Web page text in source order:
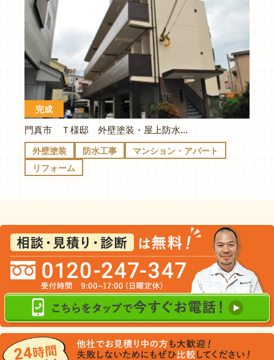
完成
門真市 Ｔ様邸 外壁塗装・屋上防水・廊下・階段シート貼り
外壁塗装 防水工事
マンション・アパート
リフォーム